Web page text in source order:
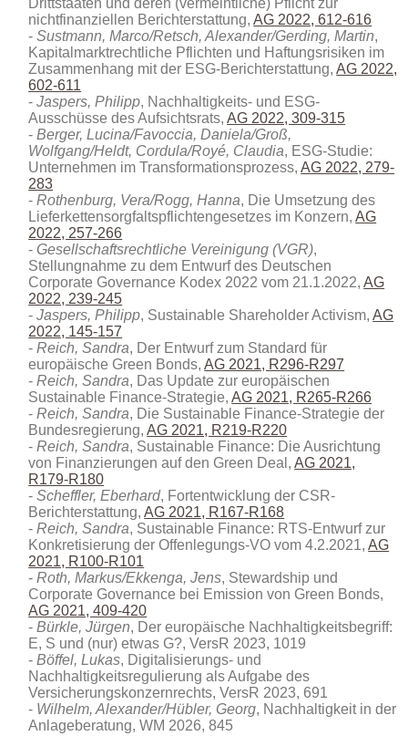
Drittstaaten und deren (vermeintliche) Pflicht zur
nichtfinanziellen Berichterstattung,AG 2022, 612-616
Sustmann, Marco/Retsch, Alexander/Gerding, Martin,
Kapitalmarktrechtliche Pflichten und Haftungsrisiken im
Zusammenhang mit der ESG-Berichterstattung,AG 2022,
602-611
Jaspers, Philipp, Nachhaltigkeits- und ESG-
Ausschüsse des Aufsichtsrats,AG 2022, 309-315
Berger, Lucina/Favoccia, Daniela/Groß,
Wolfgang/Heldt, Cordula/Royé, Claudia, ESG-Studie:
Unternehmen im Transformationsprozess,AG 2022, 279-
283
Rothenburg, Vera/Rogg, Hanna, Die Umsetzung des
Lieferkettensorgfaltspflichtengesetzes im Konzern,AG
2022, 257-266
Gesellschaftsrechtliche Vereinigung (VGR),
Stellungnahme zu dem Entwurf des Deutschen
Corporate Governance Kodex 2022 vom 21.1.2022,AG
2022, 239-245
Jaspers, Philipp, Sustainable Shareholder Activism,AG
2022, 145-157
Reich, Sandra, Der Entwurf zum Standard für
europäische Green Bonds,AG 2021, R296-R297
Reich, Sandra, Das Update zur europäischen
Sustainable Finance-Strategie,AG 2021, R265-R266
Reich, Sandra, Die Sustainable Finance-Strategie der
Bundesregierung,AG 2021, R219-R220
Reich, Sandra, Sustainable Finance: Die Ausrichtung
von Finanzierungen auf den Green Deal,AG 2021,
R179-R180
Scheffler, Eberhard, Fortentwicklung der CSR-
Berichterstattung,AG 2021, R167-R168
Reich, Sandra, Sustainable Finance: RTS-Entwurf zur
Konkretisierung der Offenlegungs-VO vom 4.2.2021,AG
2021, R100-R101
Roth, Markus/Ekkenga, Jens, Stewardship und
Corporate Governance bei Emission von Green Bonds,
AG 2021, 409-420
Bürkle, Jürgen, Der europäische Nachhaltigkeitsbegriff:
E, S und (nur) etwas G?, VersR 2023, 1019
Böffel, Lukas, Digitalisierungs- und
Nachhaltigkeitsregulierung als Aufgabe des
Versicherungskonzernrechts, VersR 2023, 691
Wilhelm, Alexander/Hübler, Georg, Nachhaltigkeit in der
Anlageberatung, WM 2026, 845